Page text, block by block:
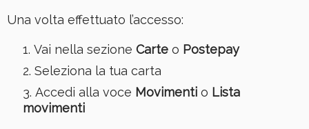
Una volta effettuato l’accesso:
Vai nella sezione Carteo Postepay
Seleziona la tua carta
Accedi alla voce Movimentio Lista
movimenti